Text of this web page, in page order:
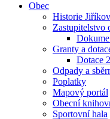
Obec
Historie
Zastupitelstvo
Granty a
Dotace
Odpady a
Poplatky
Mapový portál
Obecní
Sportovní hala